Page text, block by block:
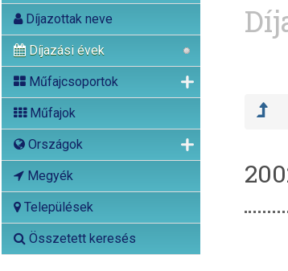
Díjazottak neve
Díjazási évek
Műfajcsoportok
Műfajok
Országok
Megyék
Települések
Összetett keresés